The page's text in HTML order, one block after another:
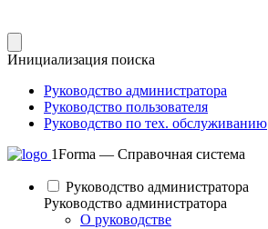
Инициализация поиска
Руководство администратора
Руководство пользователя
Руководство по тех. обслуживанию
1Forma — Справочная система
Руководство администратора
Руководство администратора
О руководстве